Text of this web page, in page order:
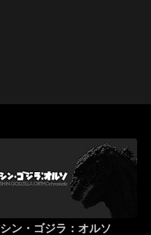
シン・ゴジラ：オルソ